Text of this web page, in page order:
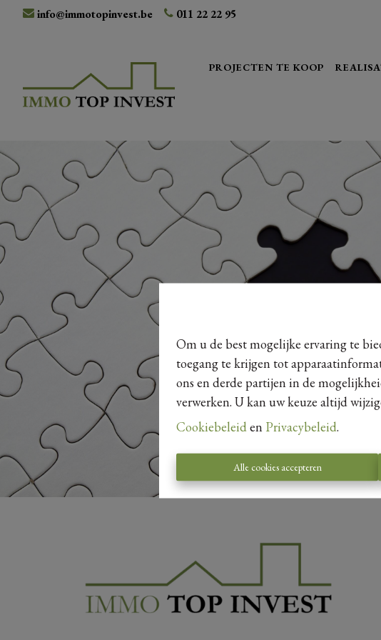
Om u de best mogelijke ervaring te
toegang te krijgen tot
ons en derde partijen in de
verwerken. U kan uw keuze altijd
Cookiebeleid en Privacybeleid.
Alle cookies accepteren
info@immotopinvest.be 011 22 22 95
PROJECTEN TE KOOP